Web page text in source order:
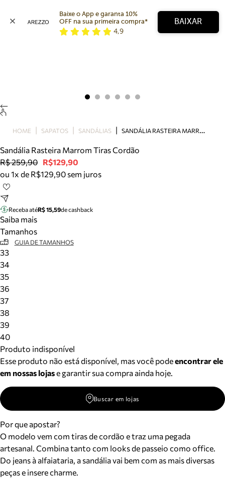
Bolsa
Tamanco
Tênis
Mule
Tire dúvidas sobre pedidos, devoluções e mais.
Meus pedidos
Acompanhe seus pedidos e solicite devoluções.
Baixe o App e garanta 10%
OFF na sua primeira compra*
4,9
BAIXAR
HOME SAPATOS SANDÁLIAS S
ANDÁLIA RASTEIRA MARROM TIRAS CORDÃO
Sandália Rasteira Marrom Tiras Cordão
R$ 259,90 R$129,90
ou 1x de R$129,90 sem juros
Receba atéR$ 15,59de cashback
Saiba mais
Tamanhos
GUIA DE TAMANHOS
33
34
35
36
37
38
39
40
Produto indisponível
Esse produto não está disponível, mas você podeencontrar ele
em nossas lojase garantir sua compra ainda hoje.
Buscar em lojas
Por que apostar?
O modelo vem com tiras de cordão e traz uma pegada
artesanal. Combina tanto com looks de passeio como office.
Do jeans à alfaiataria, a sandália vai bem com as mais diversas
peças e insere charme.